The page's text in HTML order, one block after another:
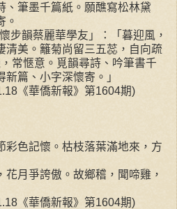
、筆墨千篇紙。願醮寫松林黛
。
步韻蔡麗華學友」：「暮迎風，
清美。籬菊尚留三五蕊，自向疏
常愜意。覓韻尋詩、吟筆書千
篇、小字深懷寄。」
《華僑新報》第1604期)
彩色記懷。枯枝落葉滿地來，方
月爭誇傲。故鄉稽，聞啼雞，
《華僑新報》第1604期)